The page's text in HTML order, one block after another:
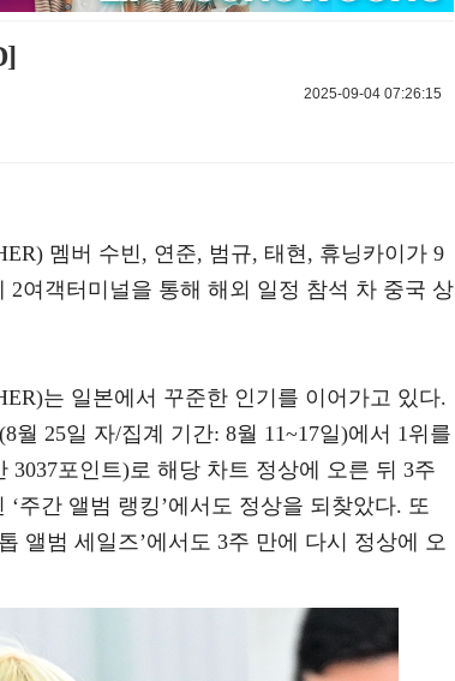
2025-09-04 07:26:15
멤버 수빈, 연준, 범규, 태현, 휴닝카이가 9
여객터미널을 통해 해외 일정 참석 차 중국 상
는 일본에서 꾸준한 인기를 이어가고 있다.
월 25일 자/집계 기간: 8월 11~17일)에서 1위를
포인트)로 해당 차트 정상에 오른 뒤 3주
주간 앨범 랭킹’에서도 정상을 되찾았다. 또
앨범 세일즈’에서도 3주 만에 다시 정상에 오